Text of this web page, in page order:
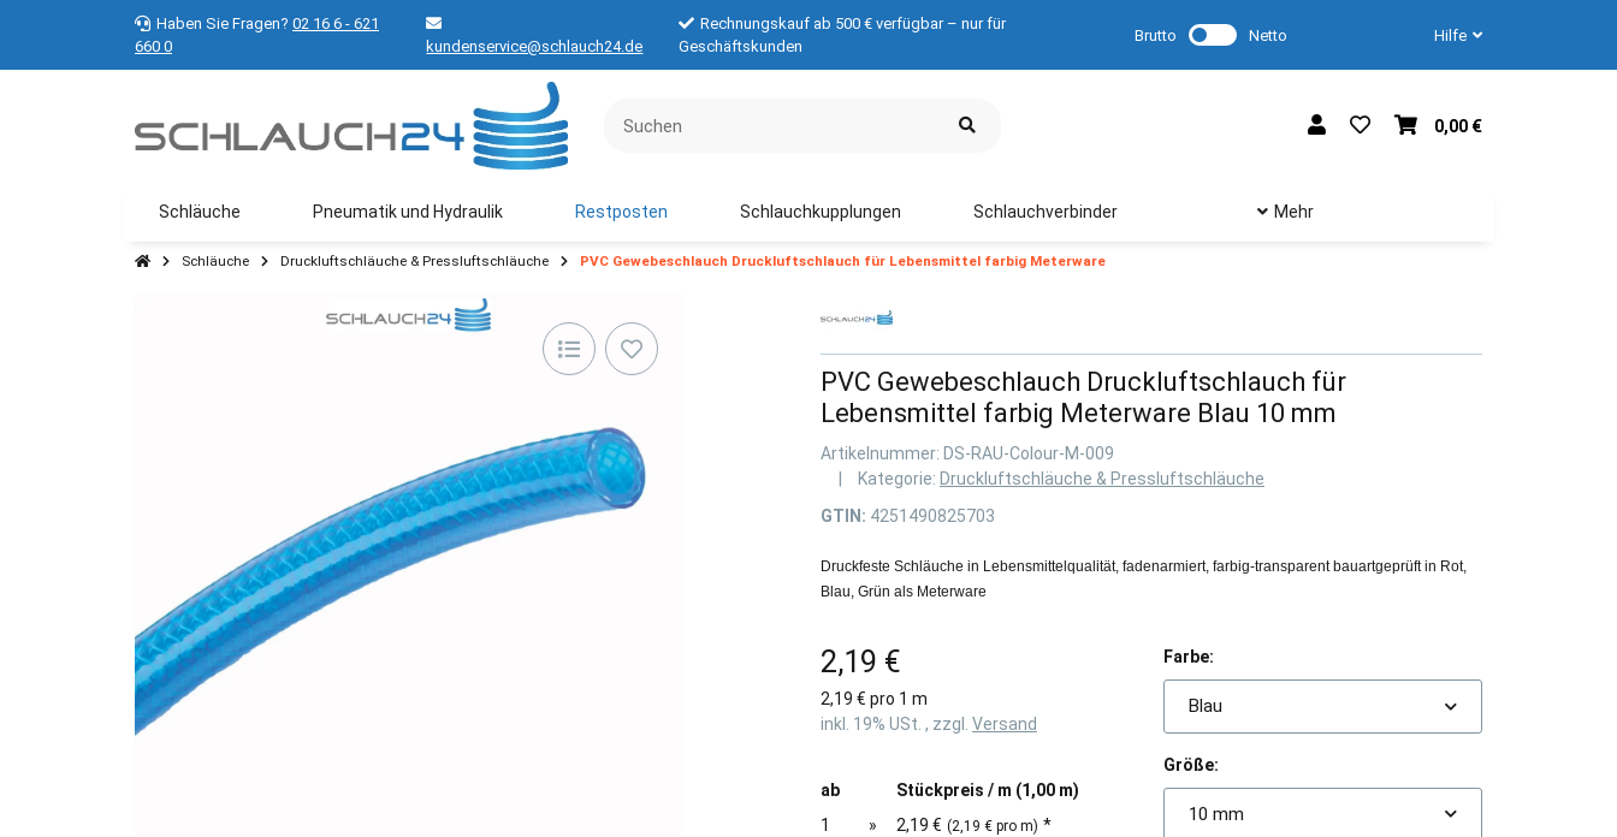
Haben Sie Fragen? 02 16 6 - 621
660 0
kundenservice@schlauch24.de
Rechnungskauf ab 500 € verfügbar – nur für
Geschäftskunden
Brutto Netto Hilfe
0,00 €
Schläuche Pneumatik und Hydraulik Restposten Schlauchkupplungen Schlauchverbinder Mehr
Schläuche Druckluftschläuche & Pressluftschläuche PVC Gewebeschlauch Druckluftschlauch für Lebensmittel farbig Meterware
PVC Gewebeschlauch Druckluftschlauch für
Lebensmittel farbig Meterware Blau 10 mm
Artikelnummer: DS-RAU-Colour-M-009
Kategorie: Druckluftschläuche & Pressluftschläuche
GTIN: 4251490825703
Druckfeste Schläuche in Lebensmittelqualität, fadenarmiert, farbig-transparent bauartgeprüft in Rot,
Blau, Grün als Meterware
2,19 €
2,19 € pro 1 m
inkl. 19% USt. , zzgl. Versand
ab
Stückpreis / m (1,00 m)
1
» 2,19 € (2,19 € pro m) *
Farbe:
Blau
Größe:
10 mm